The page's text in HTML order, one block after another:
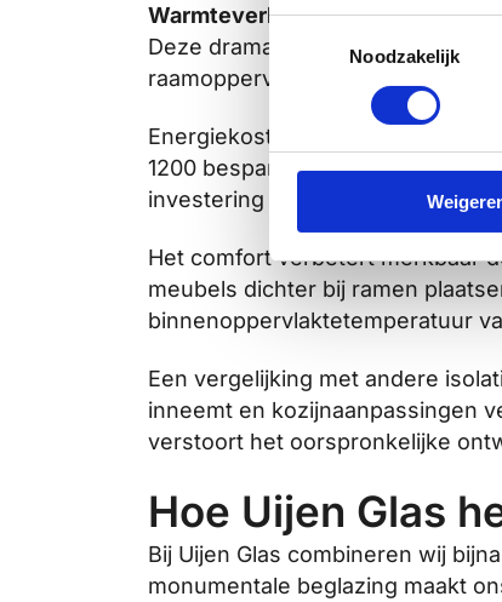
Toestemmingsselectie
Noodzakelijk
Warmteverlieswordt tot 85%
Deze dramatische verbetering
raamoppervlakken.
Energiekosten dalen aanzienlijk
1200 besparen op
investering binnen 8-12 jaar.
Het comfort verbetert merkbaar
meubels dichter bij ramen
binnenoppervlaktetemperatuur
Een vergelijking met andere
inneemt en kozijnaanpassingen
verstoort het oorspronkelijke
Hoe Uijen Glas
Bij Uijen Glas combineren wij
monumentale beglazing maakt